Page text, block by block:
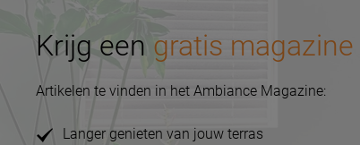
Krijg een gratis magazine
Artikelen te vinden in het Ambiance Magazine:
Langer genieten van jouw terras